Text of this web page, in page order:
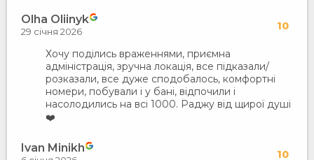
Olha Oliinyk 10
29 січня 2026
Хочу поділись враженнями, приємна
адміністрація, зручна локація, все підказали/
розказали, все дуже сподобалось, комфортні
номери, побували і у бані, відпочили і
насолодились на всі 1000. Раджу від щирої душі
❤️
Ivan Minikh 10